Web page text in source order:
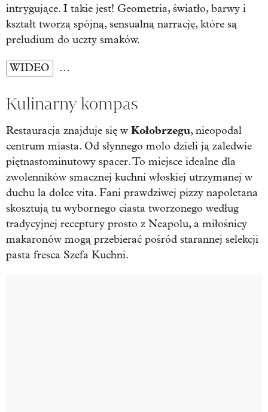
intrygujące. I takie jest! Geometria, światło, barwy i
kształt tworzą spójną, sensualną narrację, które są
preludium do uczty smaków.
WIDEO …
Kulinarny kompas
Restauracja znajduje się w Kołobrzegu, nieopodal
centrum miasta. Od słynnego molo dzieli ją zaledwie
piętnastominutowy spacer. To miejsce idealne dla
zwolenników smacznej kuchni włoskiej utrzymanej w
duchu la dolce vita. Fani prawdziwej pizzy napoletana
skosztują tu wybornego ciasta tworzonego według
tradycyjnej receptury prosto z Neapolu, a miłośnicy
makaronów mogą przebierać pośród starannej selekcji
pasta fresca Szefa Kuchni.